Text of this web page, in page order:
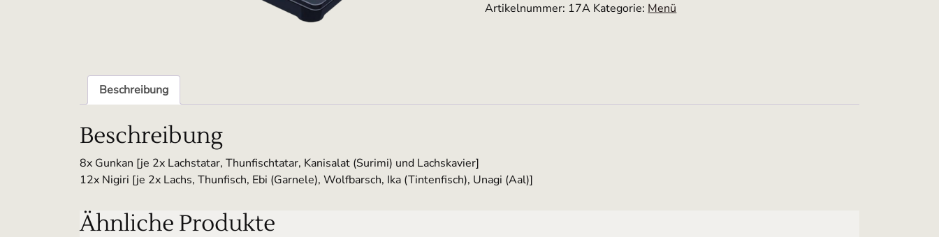
Artikelnummer: 17A Kategorie: Menü
Beschreibung
Beschreibung
8x Gunkan [je 2x Lachstatar, Thunfischtatar, Kanisalat (Surimi) und Lachskavier]
12x Nigiri [je 2x Lachs, Thunfisch, Ebi (Garnele), Wolfbarsch, Ika (Tintenfisch), Unagi (Aal)]
Ähnliche Produkte